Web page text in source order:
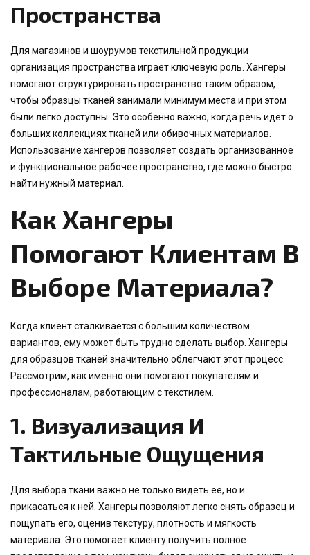
Пространства
Для магазинов и шоурумов текстильной продукции
организация пространства играет ключевую роль. Хангеры
помогают структурировать пространство таким образом,
чтобы образцы тканей занимали минимум места и при этом
были легко доступны. Это особенно важно, когда речь идет о
больших коллекциях тканей или обивочных материалов.
Использование хангеров позволяет создать организованное
и функциональное рабочее пространство, где можно быстро
найти нужный материал.
Как Хангеры
Помогают Клиентам В
Выборе Материала?
Когда клиент сталкивается с большим количеством
вариантов, ему может быть трудно сделать выбор. Хангеры
для образцов тканей значительно облегчают этот процесс.
Рассмотрим, как именно они помогают покупателям и
профессионалам, работающим с текстилем.
1. Визуализация И
Тактильные Ощущения
Для выбора ткани важно не только видеть её, но и
прикасаться к ней. Хангеры позволяют легко снять образец и
пощупать его, оценив текстуру, плотность и мягкость
материала. Это помогает клиенту получить полное